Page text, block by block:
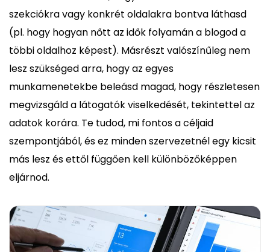
szekciókra vagy konkrét oldalakra bontva láthasd
(pl. hogy hogyan nőtt az idők folyamán a blogod a
többi oldalhoz képest). Másrészt valószínűleg nem
lesz szükséged arra, hogy az egyes
munkamenetekbe beleásd magad, hogy részletesen
megvizsgáld a látogatók viselkedését, tekintettel az
adatok korára. Te tudod, mi fontos a céljaid
szempontjából, és ez minden szervezetnél egy kicsit
más lesz és ettől függően kell különbözőképpen
eljárnod.